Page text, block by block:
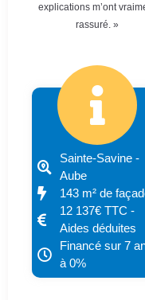
explications m’ont
rassuré. »
Sainte-Savine -
Aube
143 m² de
12 137€ TTC -
Aides déduites
Financé sur 7
à 0%